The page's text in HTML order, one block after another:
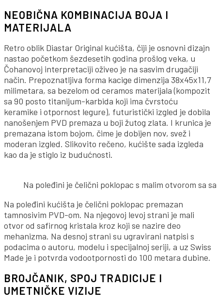
NEOBIČNA KOMBINACIJA BOJA I
MATERIJALA
Retro oblik Diastar Original kućišta, čiji je osnovni dizajn
nastao početkom šezdesetih godina prošlog veka, u
Čohanovoj interpretaciji oživeo je na sasvim drugačiji
način. Prepoznatljiva forma kacige dimenzija 38x45x11,7
milimetara, sa bezelom od ceramos materijala (kompozit
sa 90 posto titanijum-karbida koji ima čvrstoću
keramike i otpornost legure), futuristički izgled je dobila
nanošenjem PVD premaza u boji žutog zlata. I krunica je
premazana istom bojom, čime je dobijen nov, svež i
moderan izgled. Slikovito rečeno, kućište sada izgleda
kao da je stiglo iz budućnosti.
Na poleđini je čelični poklopac s malim otvorom sa
Na poleđini kućišta je čelični poklopac premazan
tamnosivim PVD-om. Na njegovoj levoj strani je mali
otvor od safirnog kristala kroz koji se nazire deo
mehanizma. Na desnoj strani su ugravirani natpisi s
podacima o autoru, modelu i specijalnoj seriji, a uz Swiss
Made je i potvrda vodootpornosti do 100 metara dubine.
BROJČANIK, SPOJ TRADICIJE I
UMETNIČKE VIZIJE